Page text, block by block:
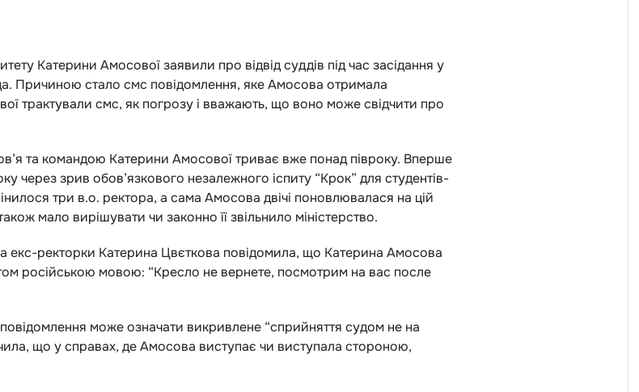
Катерини Амосової заявили про відвід суддів під час засідання у
Причиною стало смс повідомлення, яке Амосова отримала
трактували смс, як погрозу і вважають, що воно може свідчити про
та командою Катерини Амосової триває вже понад півроку. Вперше
зрив обов’язкового незалежного іспиту “Крок” для студентів-
три в.о. ректора, а сама Амосова двічі поновлювалася на цій
мало вирішувати чи законно її звільнило міністерство.
екс-ректорки Катерина Цвєткова повідомила, що Катерина Амосова
російською мовою: “Кресло не вернете, посмотрим на вас после
може означати викривлене “сприйняття судом не на
що у справах, де Амосова виступає чи виступала стороною,